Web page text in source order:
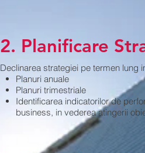
2. Planificare
Declinarea strategiei pe termen lung
Planuri anuale
Planuri trimestriale
Identificarea indicatorilor de
business, in vederea atingerii